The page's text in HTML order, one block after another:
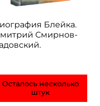
Блейка.
Смирнов-
Осталось несколько
штук